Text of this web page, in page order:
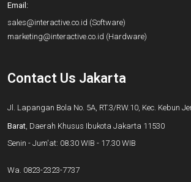
Email:
sales@interactive.co.id (Software)
marketing@interactive.co.id (Hardware)
Contact Us Jakarta
Jl. Lapangan Bola No. 5A, RT.3/RW.10, Kec. Kebun
Barat, Daerah Khusus Ibukota Jakarta 11530
Senin - Jum'at: 08.30 WIB - 17.30 WIB
Wa. 0823-2323-7737